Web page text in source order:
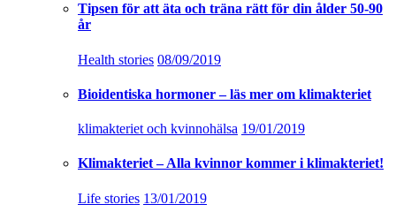
Tipsen för att äta och träna rätt för din ålder 50-90
år
Health stories 08/09/2019
Bioidentiska hormoner – läs mer om klimakteriet
klimakteriet och kvinnohälsa 19/01/2019
Klimakteriet – Alla kvinnor kommer i klimakteriet!
Life stories 13/01/2019